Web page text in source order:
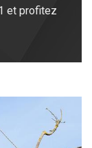
et profitez